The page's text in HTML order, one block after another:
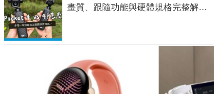
畫質、跟隨功能與硬體規格完整解